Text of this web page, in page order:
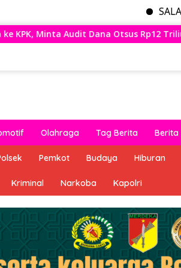
SALAM PRESISI •
Triliun Penerbangan
Olahraga Tag Berita
Pemkot Budaya Hiburan
Kriminal Narkoba Kapolri